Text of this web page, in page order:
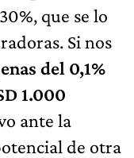
que se lo
Si nos
del 0,1%
1.000
ante la
de otra